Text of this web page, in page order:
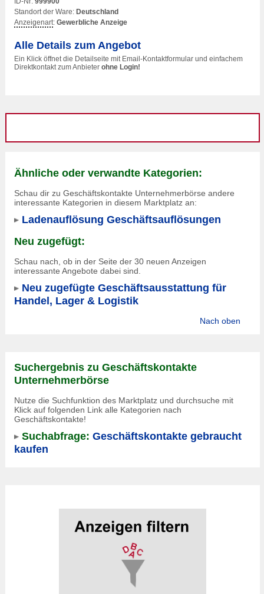
Standort der Ware: Deutschland
Anzeigenart: Gewerbliche Anzeige
Alle Details zum Angebot
Ein Klick öffnet die Detailseite mit Email-Kontaktformular und einfachem
Direktkontakt zum Anbieter ohne Login!
Ähnliche oder verwandte Kategorien:
Schau dir zu Geschäftskontakte Unternehmerbörse andere
interessante Kategorien in diesem Marktplatz an:
Ladenauflösung Geschäftsauflösungen
Neu zugefügt:
Schau nach, ob in der Seite der 30 neuen Anzeigen
interessante Angebote dabei sind.
Neu zugefügte Geschäftsausstattung für
Handel, Lager & Logistik
Nach oben
Suchergebnis zu Geschäftskontakte
Unternehmerbörse
Nutze die Suchfunktion des Marktplatz und durchsuche mit
Klick auf folgenden Link alle Kategorien nach
Geschäftskontakte!
Suchabfrage: Geschäftskontakte gebraucht
kaufen